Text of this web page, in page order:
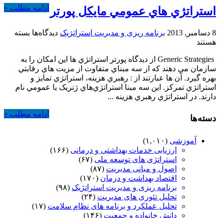
ادامه مطلب » استراتژي هاي عمومي مايکل پورتر
8 دسامبر, 2013 برنامه ریزی و مدیریت استراتژیک دیدگاه‌ها برای
عمومي
مايکل
بسته
هستند
Generic Strategies از ديدگاه پورتر استراتژي ها اين امکان را به
سازمان مي دهند که از سه مبناي متفاوت از مزيت هاي رقابتي
بهره گيرد. آن ها عبارتند از : رهبري هزينه، استراتژي تمايز و
استراتژي تمرکز. اين سه مبنا استراتژي‌هاي ژنريک يا عمومي نام
دارند. در استراتژي رهبري هزينه ...
ادامه مطلب » دسته‌ها
آموزشی (۱,۰۱۰)
ارزیابی خدمات بهداشتی و درمانی (۱۶۶)
استراتژی های توسعه ملی (۶۷)
اصول و مبانی مدیریت (۸۷)
اقتصاد بهداشت و درمان (۱۷۰)
برنامه ریزی و مدیریت استراتژیک (۹۸)
تحلیل تئوری های مدیریت (۲۴)
تحلیل عملکرد و برنامه های نظام سلامت (۱۷)
دانش خانواده و جمعیت (۱۴۶)